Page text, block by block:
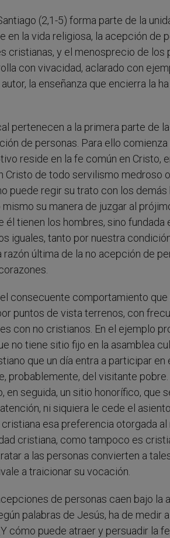
(2,1-5) forma parte de la
en la vida religiosa, la acepción de
cristianas, y el menosprecio de
con vivacidad, aclarado con
la enseñanza que encierra la
pertenecen a la primera parte de
de personas. Para ello
reside en la fe común en Cristo,
Cristo de todo servilismo medroso
puede regir su trato con los
su manera de juzgar al
él tienen los hombres, sino fundada
iguales, tanto por nuestra
razón última de la no acepción de
consecuente comportamiento
puntos de vista terrenos, con
con no cristianos. En el ejemplo
no tiene sitio fijo en la asamblea
que un día entra a participar
probablemente, del visitante
en seguida, un sitio honorífico, que
ni siquiera le cede el
esa preferencia otorgada
cristiana, como tampoco es
a las personas convierten a
a traicionar su vocación.
de personas caen bajo la
palabras de Jesús, ha de medir
cómo puede atraer y persuadir la